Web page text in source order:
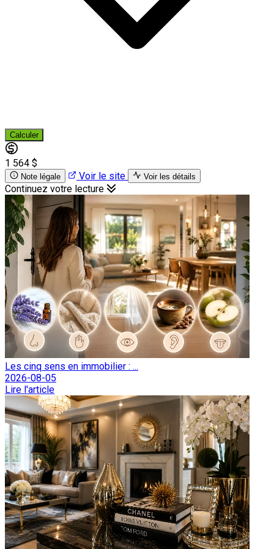
Calculer
1 564 $
Note légale Voir le site Voir les détails
Continuez votre lecture
Les cinq sens en immobilier : ...
2026-08-05
Lire l'article